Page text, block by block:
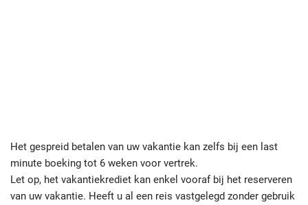
Het gespreid betalen van uw vakantie kan zelfs bij een last
minute boeking tot 6 weken voor vertrek.
Let op, het vakantiekrediet kan enkel vooraf bij het reserveren
van uw vakantie. Heeft u al een reis vastgelegd zonder gebruik